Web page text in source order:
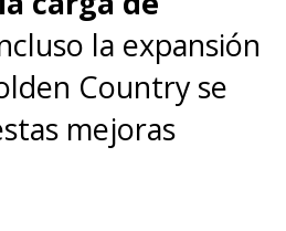
todavía no
está por
el
del real villano:
la expansión
Country se
mejoras